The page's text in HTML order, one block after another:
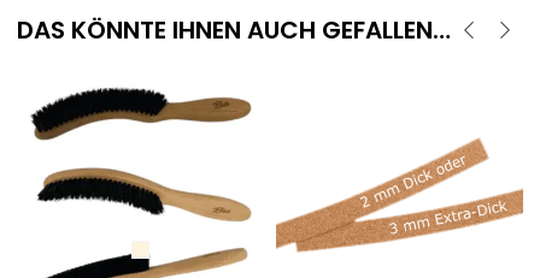
DAS KÖNNTE IHNEN AUCH GEFALLEN…